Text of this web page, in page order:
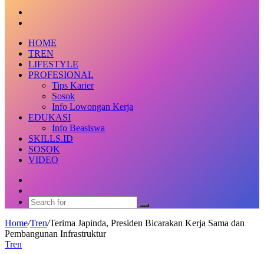
Email
HOME
TREN
LIFESTYLE
PROFESIONAL
Tips Karier
Sosok
Info Lowongan Kerja
EDUKASI
Info Beasiswa
SKILLS.ID
SOSOK
VIDEO
skin
Search
for
Home/Tren/Terima Japinda, Presiden Bicarakan Kerja Sama dan
Pembangunan Infrastruktur
Tren